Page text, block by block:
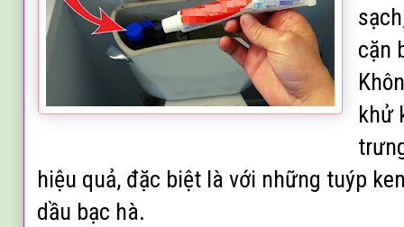
cặn
khử
hiệu quả, đặc biệt là với những tuýp
dầu bạc hà.